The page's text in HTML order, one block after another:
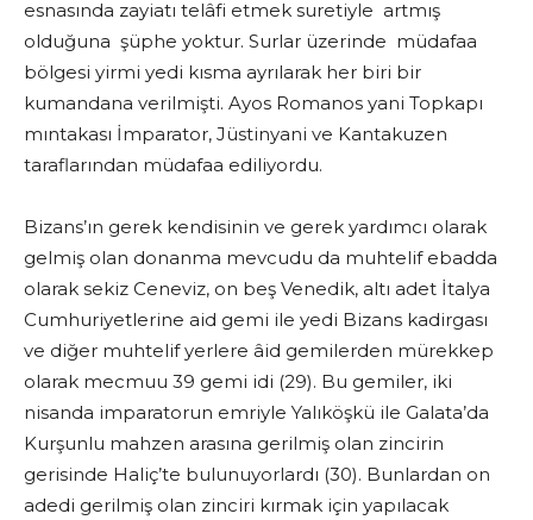
esnasında zayiatı telâfi etmek suretiyle artmış
olduğuna şüphe yoktur. Surlar üzerinde müdafaa
bölgesi yirmi yedi kısma ayrılarak her biri bir
kumandana verilmişti. Ayos Romanos yani Topkapı
mıntakası İmparator, Jüstinyani ve Kantakuzen
taraflarından müdafaa ediliyordu.
Bizans’ın gerek kendisinin ve gerek yardımcı olarak
gelmiş olan donanma mevcudu da muhtelif ebadda
olarak sekiz Ceneviz, on beş Venedik, altı adet İtalya
Cumhuriyetlerine aid gemi ile yedi Bizans kadirgası
ve diğer muhtelif yerlere âid gemilerden mürekkep
olarak mecmuu 39 gemi idi (29). Bu gemiler, iki
nisanda imparatorun emriyle Yalıköşkü ile Galata’da
Kurşunlu mahzen arasına gerilmiş olan zincirin
gerisinde Haliç’te bulunuyorlardı (30). Bunlardan on
adedi gerilmiş olan zinciri kırmak için yapılacak